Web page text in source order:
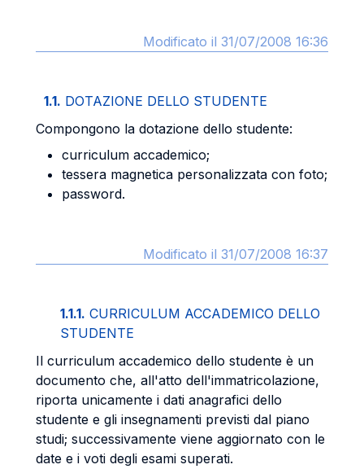
Modificato il 31/07/2008 16:36
1.1. DOTAZIONE DELLO STUDENTE
Compongono la dotazione dello studente:
curriculum accademico;
tessera magnetica personalizzata con foto;
password.
Modificato il 31/07/2008 16:37
1.1.1. CURRICULUM ACCADEMICO DELLO
STUDENTE
Il curriculum accademico dello studente è un
documento che, all'atto dell'immatricolazione,
riporta unicamente i dati anagrafici dello
studente e gli insegnamenti previsti dal piano
studi; successivamente viene aggiornato con le
date e i voti degli esami superati.